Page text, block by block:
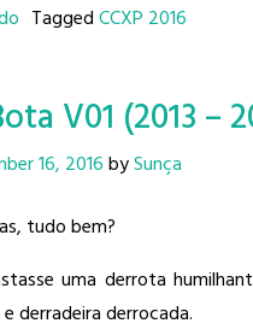
TaggedCCXP 2016
V01 (2013 –
16, 2016bySunça
tudo bem?
uma derrota
derradeira derrocada.